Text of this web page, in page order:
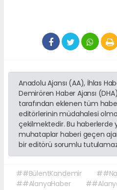
Anadolu Ajansı (AA), İhlas
Demirören Haber Ajansı
tarafından eklenen tüm
editörlerinin müdahalesi
çekilmektedir. Bu haberlerde
muhataplar haberi geçen
bir editörü sorumlu
##BülentKandemir
##AlanyaHaber